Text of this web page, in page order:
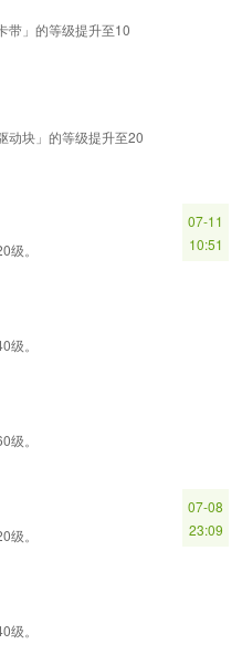
带」的等级提升至10
动块」的等级提升至20
。
07-11
10:51
。
。
。
07-08
23:09
。